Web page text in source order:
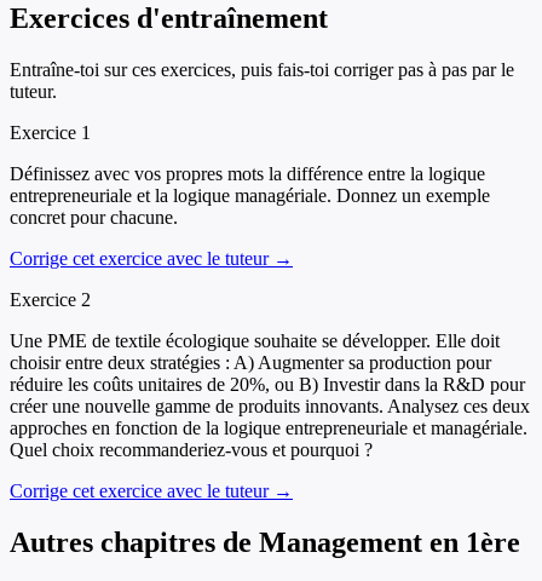
Exercices d'entraînement
Entraîne-toi sur ces exercices, puis fais-toi corriger pas à pas par le
tuteur.
Exercice 1
Définissez avec vos propres mots la différence entre la logique
entrepreneuriale et la logique managériale. Donnez un exemple
concret pour chacune.
Corrige cet exercice avec le tuteur →
Exercice 2
Une PME de textile écologique souhaite se développer. Elle doit
choisir entre deux stratégies : A) Augmenter sa production pour
réduire les coûts unitaires de 20%, ou B) Investir dans la R&D pour
créer une nouvelle gamme de produits innovants. Analysez ces deux
approches en fonction de la logique entrepreneuriale et managériale.
Quel choix recommanderiez-vous et pourquoi ?
Corrige cet exercice avec le tuteur →
Autres chapitres de Management en 1ère